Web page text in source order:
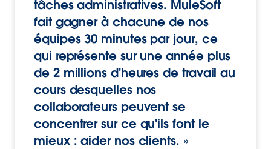
tâches administratives. MuleSoft
fait gagner à chacune de nos
équipes 30 minutes par jour, ce
qui représente sur une année plus
de 2 millions d'heures de travail au
cours desquelles nos
collaborateurs peuvent se
concentrer sur ce qu'ils font le
mieux : aider nos clients. »